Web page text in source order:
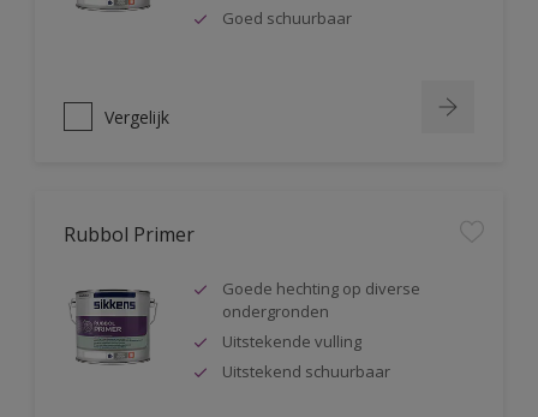
Goed schuurbaar
Vergelijk
Rubbol Primer
Goede hechting op diverse
ondergronden
Uitstekende vulling
Uitstekend schuurbaar